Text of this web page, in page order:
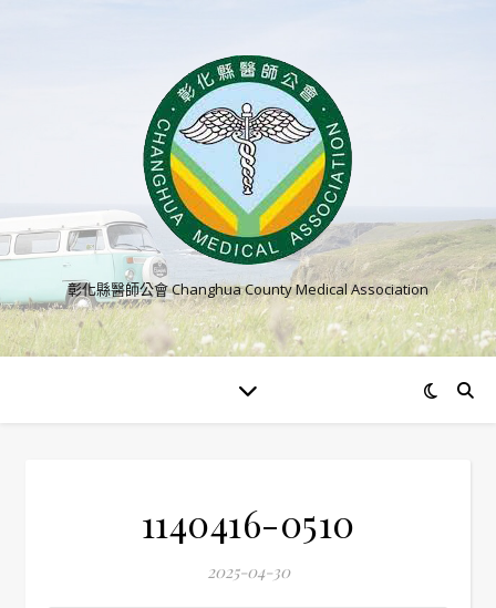
彰化縣醫師公會 Changhua County Medical Association
1140416-0510
2025-04-30